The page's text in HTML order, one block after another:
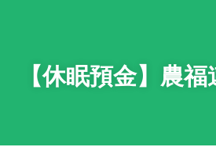
【休眠預金】農